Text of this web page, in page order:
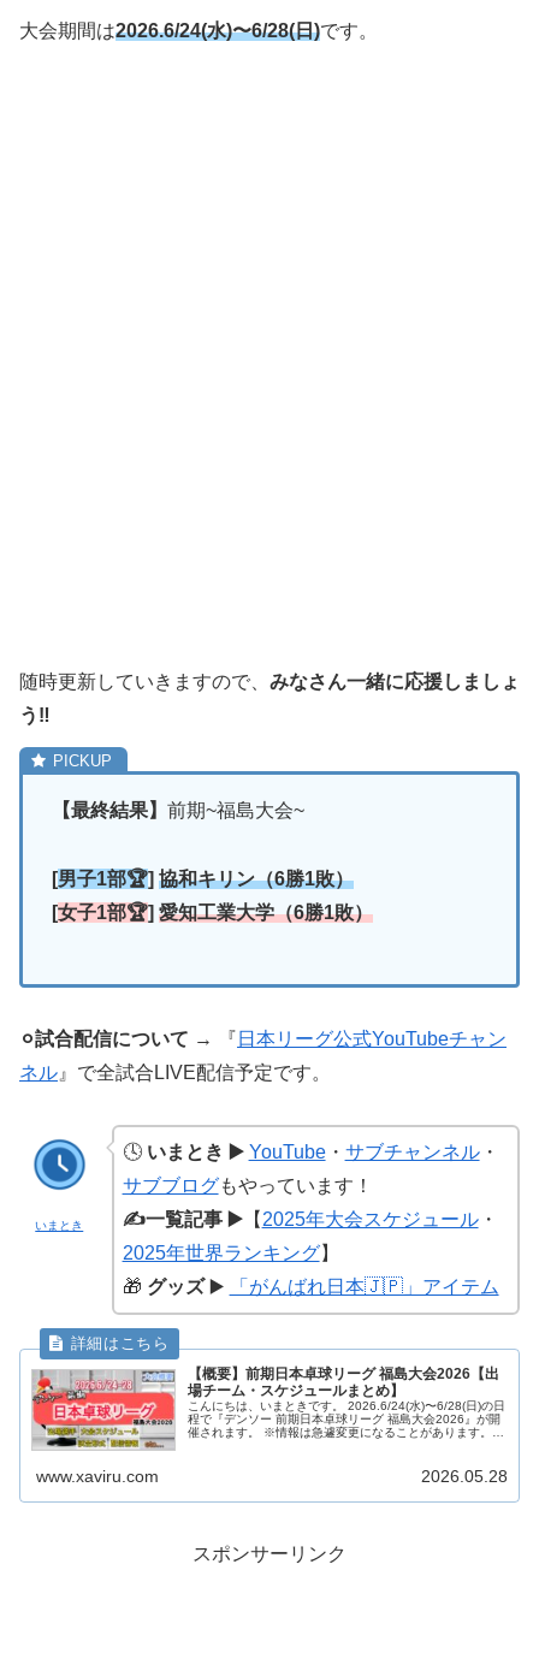
大会期間は2026.6/24(水)〜6/28(日)です。
随時更新していきますので、 みなさん一緒に応援しましょ
う‼︎
【最終結果】 前期~福島大会~
[男子1部🏆] 協和キリン（6勝1敗）
[女子1部🏆] 愛知工業大学（6勝1敗）
⚪︎試合配信について → 『 日本リーグ公式YouTubeチャン
ネル 』で全試合LIVE配信予定です。
いまとき
🕓いまとき ▶️ YouTube・ サブチャンネル・
サブブログもやっています！
✍️一覧記事 ▶️【 2025年大会スケジュール・
2025年世界ランキング】
🎁 グッズ▶️ 「がんばれ日本🇯🇵」アイテム
【概要】前期日本卓球リーグ 福島大会2026【出
場チーム・スケジュールまとめ】
こんにちは、いまときです。 2026.6/24(水)〜6/28(日)の日
程で『デンソー 前期日本卓球リーグ 福島大会2026』が開
催されます。 ※情報は急遽変更になることがあります。変
www.xaviru.com 2026.05.28
スポンサーリンク